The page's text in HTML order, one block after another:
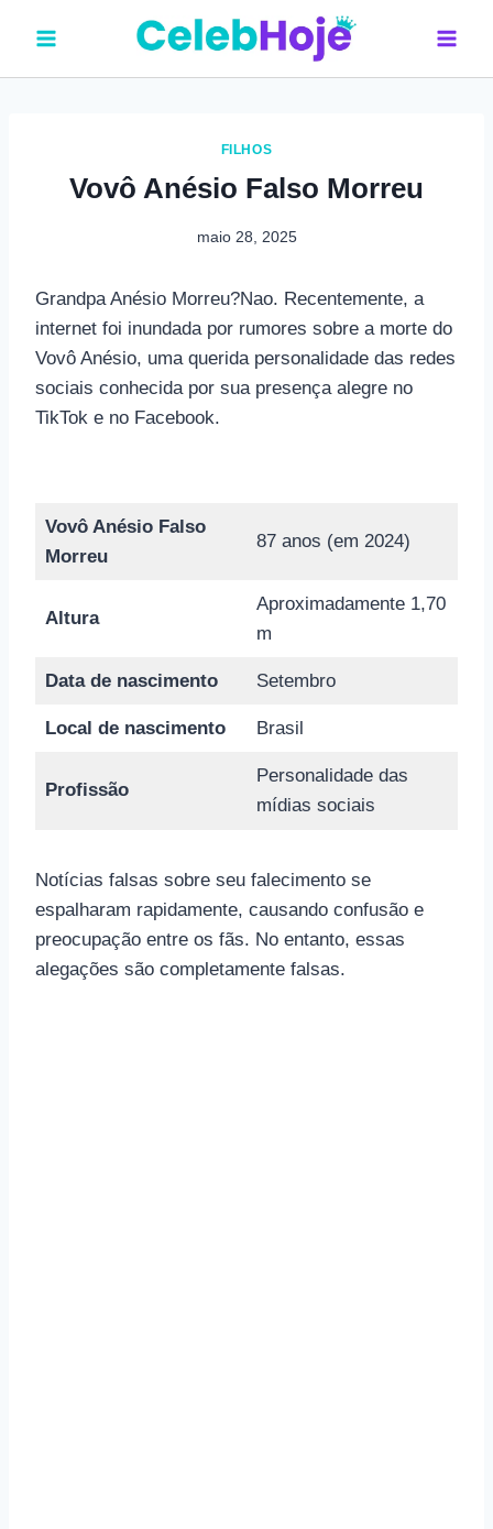
o
FILHOS
Vovô Anésio Falso Morreu
maio 28, 2025
Grandpa Anésio Morreu?Nao. Recentemente, a
internet foi inundada por rumores sobre a morte do
Vovô Anésio, uma querida personalidade das redes
sociais conhecida por sua presença alegre no
TikTok e no Facebook.
Vovô Anésio Falso
Morreu
87 anos (em 2024)
Altura
Aproximadamente 1,70
m
Data de nascimento Setembro
Local de nascimento Brasil
Profissão
Personalidade das
mídias sociais
Notícias falsas sobre seu falecimento se
espalharam rapidamente, causando confusão e
preocupação entre os fãs. No entanto, essas
alegações são completamente falsas.